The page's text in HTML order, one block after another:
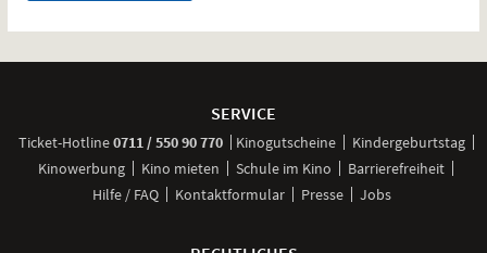
SERVICE
Ticket-Hotline0711 / 550 90 770anrufen
Kinogutscheine
Kindergeburtstag
Kinowerbung
Kino mieten Schule im Kino
Barrierefreiheit
Hilfe / FAQ
Kontaktformular Presse Jobs